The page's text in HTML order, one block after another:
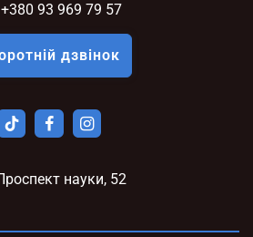
+380 93 969 79 57
дзвінок
науки, 52